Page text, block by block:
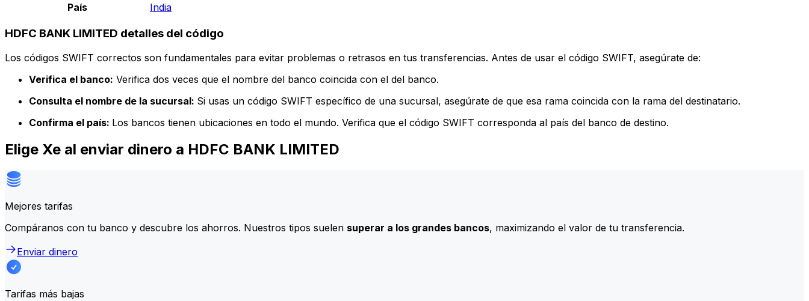
País
India
HDFC BANK LIMITED detalles del código
Los códigos SWIFT correctos son fundamentales para evitar problemas o retrasos en tus transferencias. Antes de usar el código SWIFT, asegúrate de:
Verifica el banco: Verifica dos veces que el nombre del banco coincida con el del banco.
Consulta el nombre de la sucursal: Si usas un código SWIFT específico de una sucursal, asegúrate de que esa rama coincida con la rama del destinatario.
Confirma el país: Los bancos tienen ubicaciones en todo el mundo. Verifica que el código SWIFT corresponda al país del banco de destino.
Elige Xe al enviar dinero a HDFC BANK LIMITED
Mejores tarifas
Compáranos con tu banco y descubre los ahorros. Nuestros tipos suelen superar a los grandes bancos, maximizando el valor de tu transferencia.
Enviar dinero
Tarifas más bajas